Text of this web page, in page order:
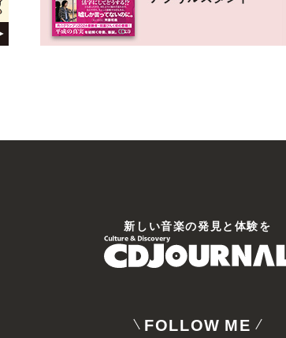
新しい⾳楽の発⾒と体験を
FOLLOW ME